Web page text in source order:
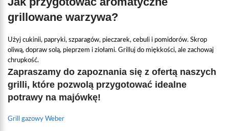
grillowane warzywa?
Użyj cukinii, papryki, szparagów, pieczarek, cebuli i pomidorów. Skrop
oliwą, dopraw solą, pieprzem i ziołami. Grilluj do miękkości, ale zachowaj
chrupkość.
Zapraszamy do zapoznania się z ofertą naszych
grilli, które pozwolą przygotować idealne
potrawy na majówkę!
Grill gazowy Weber